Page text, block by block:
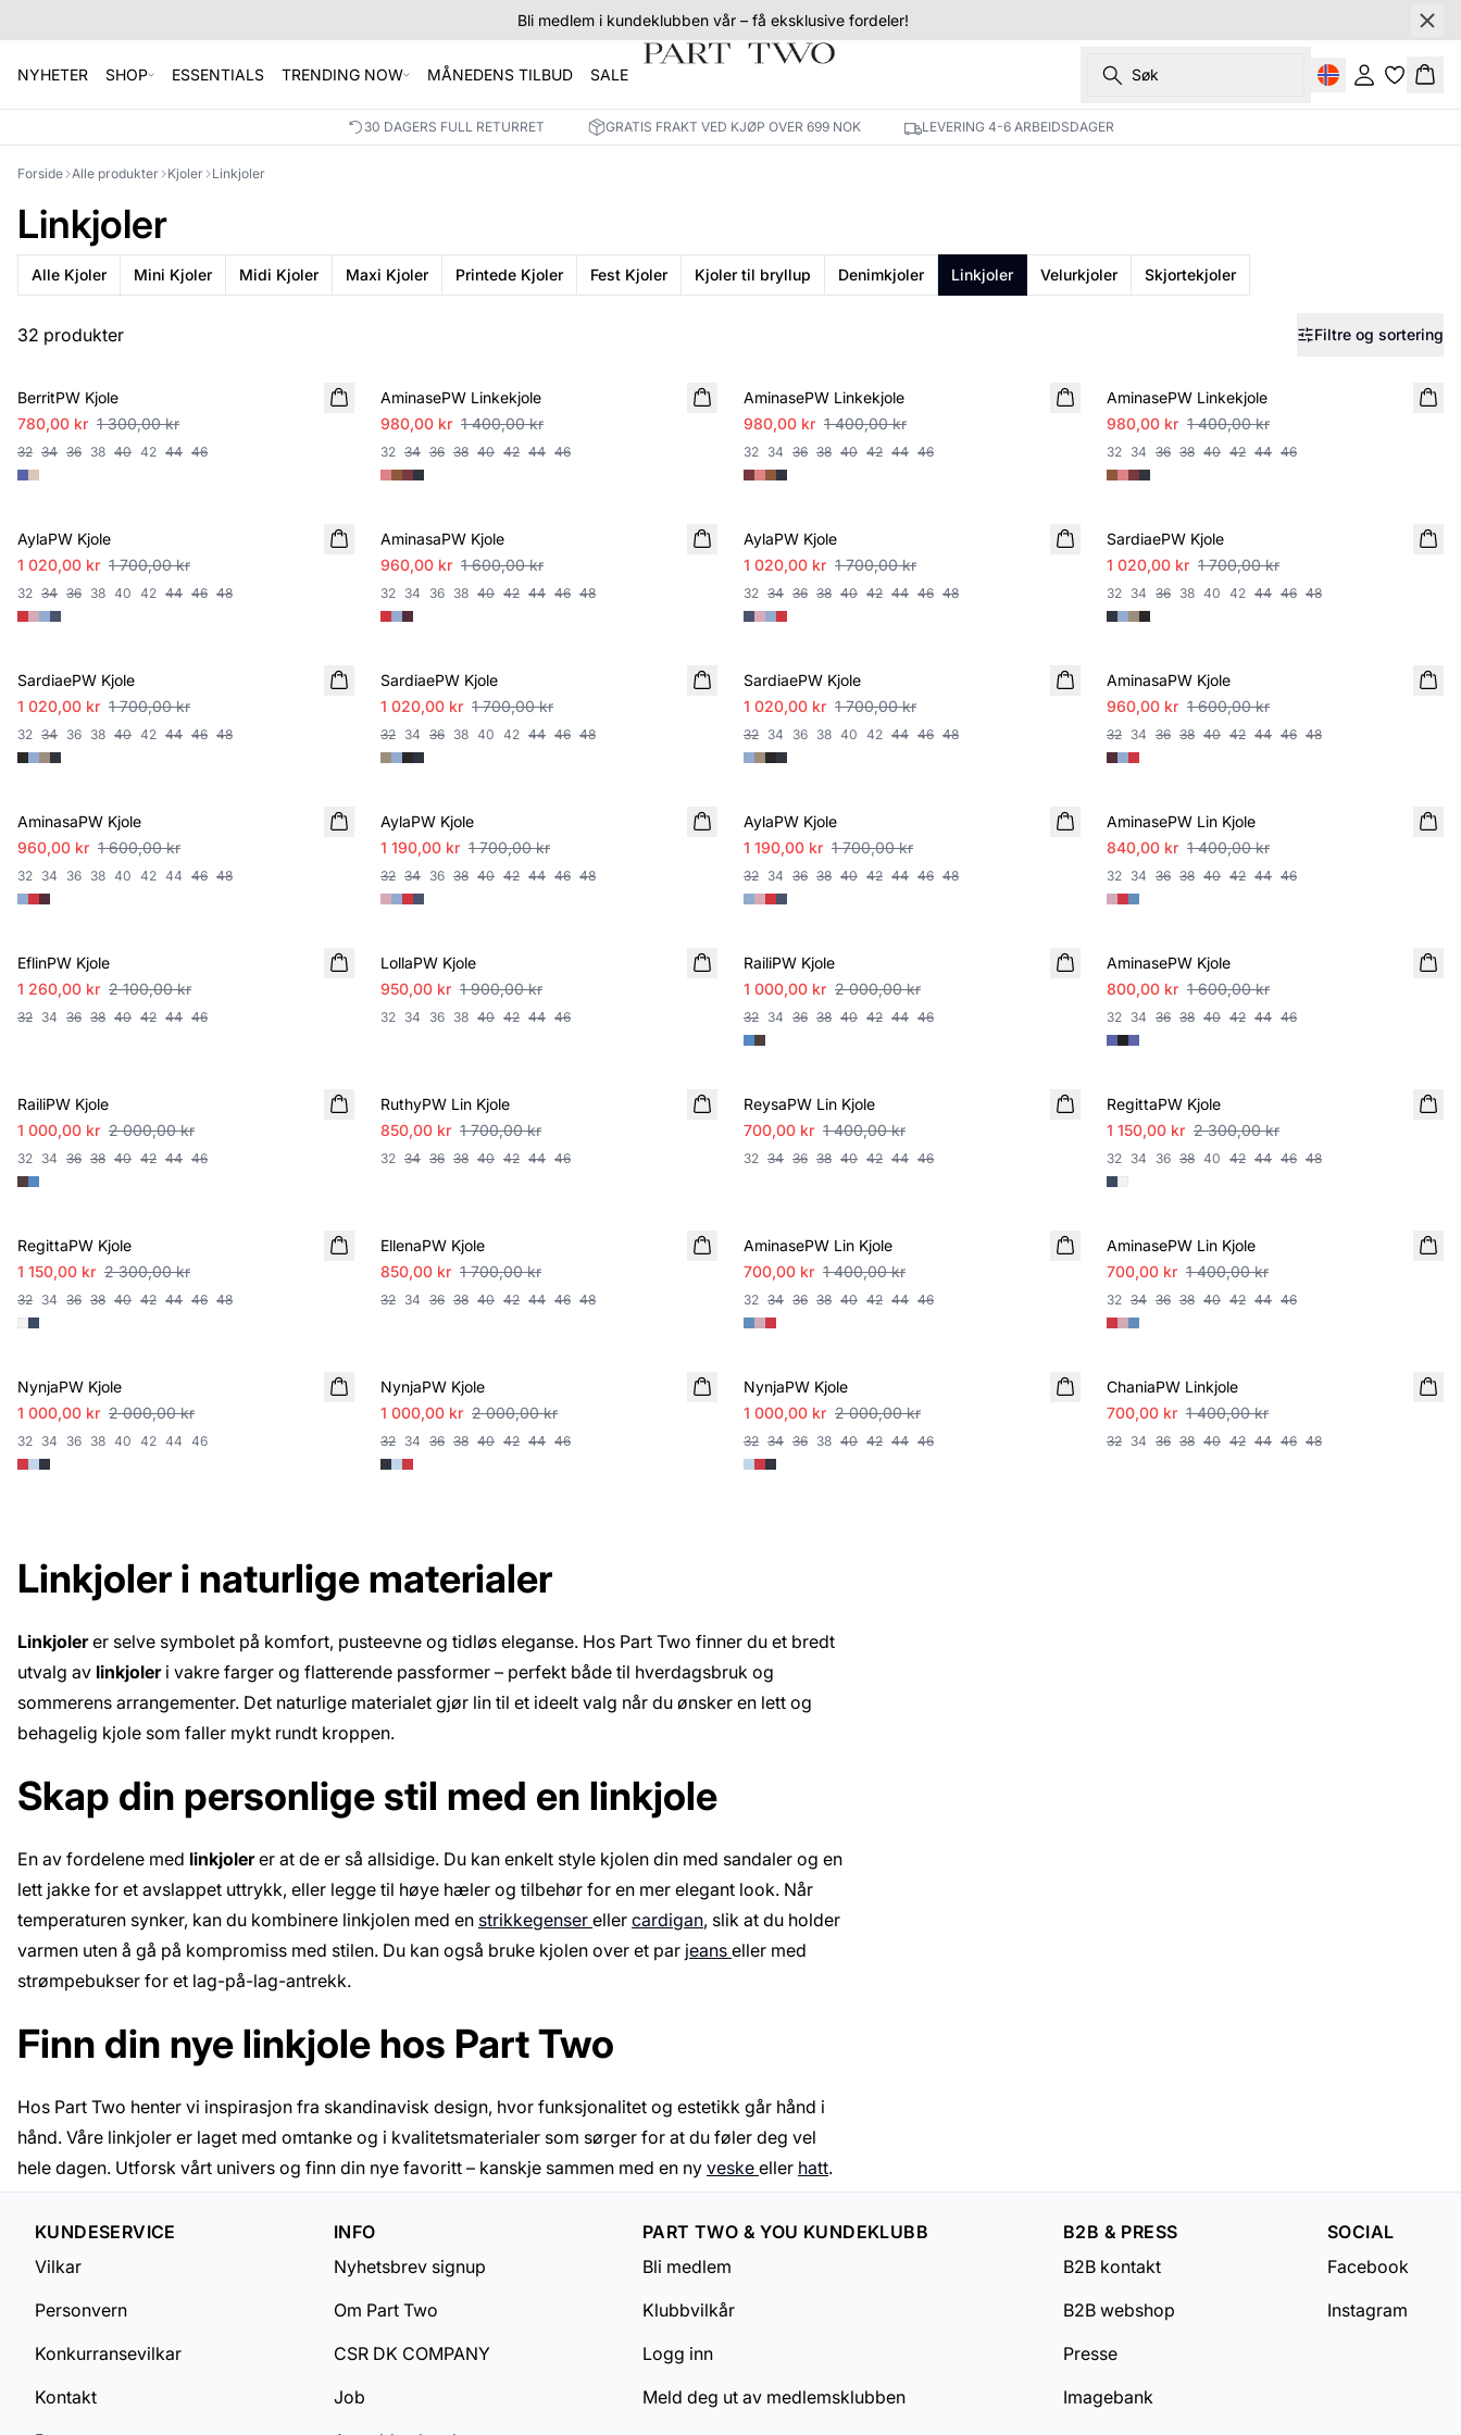
Bli medlem i kundeklubben vår – få eksklusive fordeler!
NYHETER SHOP ESSENTIALS TRENDING NOW MÅNEDENS TILBUD SALE Søk Logg inn
30 DAGERS FULL RETURRET GRATIS FRAKT VED KJØP OVER 699 NOK LEVERING 4-6 ARBEIDSDAGER
Forside Alle produkter Kjoler Linkjoler
Linkjoler
Alle Kjoler Mini Kjoler Midi Kjoler Maxi Kjoler Printede Kjoler Fest Kjoler Kjoler til bryllup Denimkjoler Linkjoler Velurkjoler Skjortekjoler
32 produkter Filtre og sortering
SALE
BerritPW Kjole
780,00 kr 1 300,00 kr
32 34 36 38 40 42 44 46
AminasePW Linkekjole
980,00 kr 1 400,00 kr
32 34 36 38 40 42 44 46
AminasePW Linkekjole
980,00 kr 1 400,00 kr
32 34 36 38 40 42 44 46
AminasePW Linkekjole
980,00 kr 1 400,00 kr
32 34 36 38 40 42 44 46
AylaPW Kjole
1 020,00 kr 1 700,00 kr
32 34 36 38 40 42 44 46 48
AminasaPW Kjole
960,00 kr 1 600,00 kr
32 34 36 38 40 42 44 46 48
AylaPW Kjole
1 020,00 kr 1 700,00 kr
32 34 36 38 40 42 44 46 48
SardiaePW Kjole
1 020,00 kr 1 700,00 kr
32 34 36 38 40 42 44 46 48
SardiaePW Kjole
1 020,00 kr 1 700,00 kr
32 34 36 38 40 42 44 46 48
SardiaePW Kjole
1 020,00 kr 1 700,00 kr
32 34 36 38 40 42 44 46 48
SardiaePW Kjole
1 020,00 kr 1 700,00 kr
32 34 36 38 40 42 44 46 48
AminasaPW Kjole
960,00 kr 1 600,00 kr
32 34 36 38 40 42 44 46 48
AminasaPW Kjole
960,00 kr 1 600,00 kr
32 34 36 38 40 42 44 46 48
AylaPW Kjole
1 190,00 kr 1 700,00 kr
32 34 36 38 40 42 44 46 48
AylaPW Kjole
1 190,00 kr 1 700,00 kr
32 34 36 38 40 42 44 46 48
AminasePW Lin Kjole
840,00 kr 1 400,00 kr
32 34 36 38 40 42 44 46
EflinPW Kjole
1 260,00 kr 2 100,00 kr
32 34 36 38 40 42 44 46
LollaPW Kjole
950,00 kr 1 900,00 kr
32 34 36 38 40 42 44 46
RailiPW Kjole
1 000,00 kr 2 000,00 kr
32 34 36 38 40 42 44 46
AminasePW Kjole
800,00 kr 1 600,00 kr
32 34 36 38 40 42 44 46
RailiPW Kjole
1 000,00 kr 2 000,00 kr
32 34 36 38 40 42 44 46
RuthyPW Lin Kjole
850,00 kr 1 700,00 kr
32 34 36 38 40 42 44 46
ReysaPW Lin Kjole
700,00 kr 1 400,00 kr
32 34 36 38 40 42 44 46
RegittaPW Kjole
1 150,00 kr 2 300,00 kr
32 34 36 38 40 42 44 46 48
RegittaPW Kjole
1 150,00 kr 2 300,00 kr
32 34 36 38 40 42 44 46 48
EllenaPW Kjole
850,00 kr 1 700,00 kr
32 34 36 38 40 42 44 46 48
AminasePW Lin Kjole
700,00 kr 1 400,00 kr
32 34 36 38 40 42 44 46
AminasePW Lin Kjole
700,00 kr 1 400,00 kr
32 34 36 38 40 42 44 46
NynjaPW Kjole
1 000,00 kr 2 000,00 kr
32 34 36 38 40 42 44 46
NynjaPW Kjole
1 000,00 kr 2 000,00 kr
32 34 36 38 40 42 44 46
NynjaPW Kjole
1 000,00 kr 2 000,00 kr
32 34 36 38 40 42 44 46
ChaniaPW Linkjole
700,00 kr 1 400,00 kr
32 34 36 38 40 42 44 46 48
Linkjoler i naturlige materialer
Linkjolerer selve symbolet på komfort, pusteevne og tidløs eleganse. Hos Part Two finner du et bredt
utvalg av linkjoleri vakre farger og flatterende passformer – perfekt både til hverdagsbruk og
sommerens arrangementer. Det naturlige materialet gjør lin til et ideelt valg når du ønsker en lett og
behagelig kjole som faller mykt rundt kroppen.
Skap din personlige stil med en linkjole
En av fordelene med linkjolerer at de er så allsidige. Du kan enkelt style kjolen din med sandaler og en
lett jakke for et avslappet uttrykk, eller legge til høye hæler og tilbehør for en mer elegant look. Når
temperaturen synker, kan du kombinere linkjolen med en strikkegenser eller cardigan, slik at du holder
varmen uten å gå på kompromiss med stilen. Du kan også bruke kjolen over et par jeans eller med
strømpebukser for et lag-på-lag-antrekk.
Finn din nye linkjole hos Part Two
Hos Part Two henter vi inspirasjon fra skandinavisk design, hvor funksjonalitet og estetikk går hånd i
hånd. Våre linkjoler er laget med omtanke og i kvalitetsmaterialer som sørger for at du føler deg vel
hele dagen. Utforsk vårt univers og finn din nye favoritt – kanskje sammen med en ny veske eller hatt.
KUNDESERVICE
Vilkar
Personvern
Konkurransevilkar
Kontakt
INFO
Nyhetsbrev signup
Om Part Two
CSR DK COMPANY
Job
PART TWO & YOU KUNDEKLUBB
Bli medlem
Klubbvilkår
Logg inn
Meld deg ut av medlemsklubben
B2B & PRESS
B2B kontakt
B2B webshop
Presse
Imagebank
SOCIAL
Facebook
Instagram